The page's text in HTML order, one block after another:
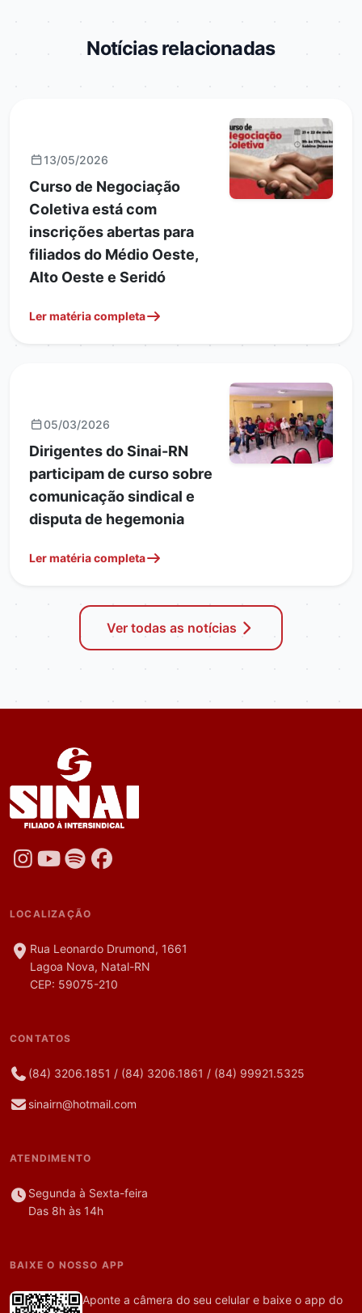
Notícias relacionadas
13/05/2026
Curso de Negociação
Coletiva está com
inscrições abertas para
filiados do Médio Oeste,
Alto Oeste e Seridó
Ler matéria completa
05/03/2026
Dirigentes do Sinai-RN
participam de curso sobre
comunicação sindical e
disputa de hegemonia
Ler matéria completa
Ver todas as notícias
LOCALIZAÇÃO
Rua Leonardo Drumond, 1661
Lagoa Nova, Natal-RN
CEP: 59075-210
CONTATOS
(84) 3206.1851 / (84) 3206.1861 / (84) 99921.5325
sinairn@hotmail.com
ATENDIMENTO
Segunda à Sexta-feira
Das 8h às 14h
BAIXE O NOSSO APP
Aponte a câmera do seu celular e baixe o app do